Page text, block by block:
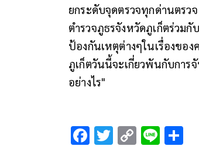
ยกระดับจุดตรวจทุกด่านตรว
ตำรวจภูธรจังหวัดภูเก็ตร่วม
ป้องกันเหตุต่างๆในเรื่องขอ
ภูเก็ตวันนี้จะเกี่ยวพันกับการ
อย่างไร"
F T C Li